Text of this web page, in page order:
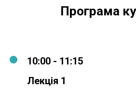
Програма
10:00 - 11:15
Лекція 1